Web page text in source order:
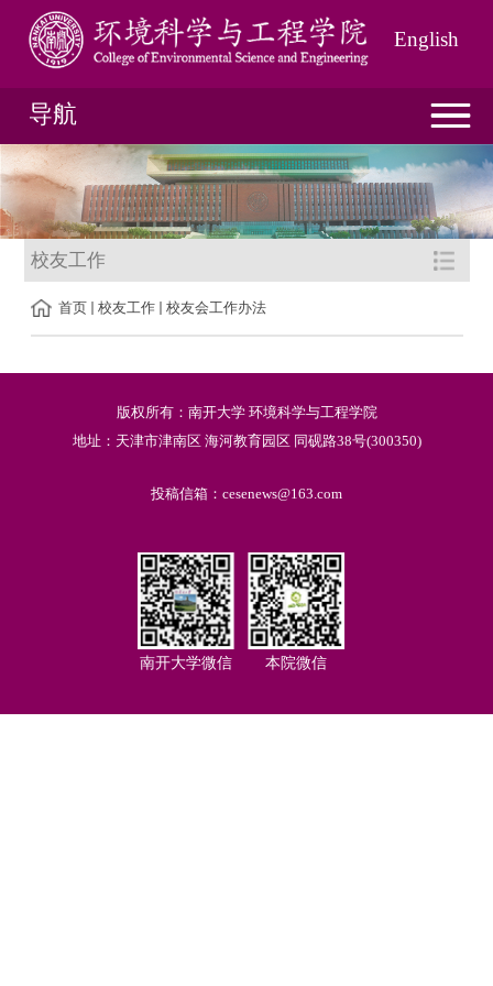
English
导航
校友工作
首页 校友工作 校友会工作办法
版权所有：南开大学 环境科学与工程学院
地址：天津市津南区 海河教育园区 同砚路38号(300350)
投稿信箱：cesenews@163.com
南开大学微信 本院微信